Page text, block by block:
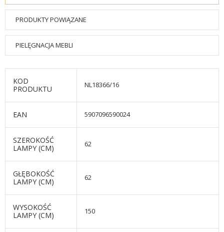
PRODUKTY POWIĄZANE
PIELĘGNACJA MEBLI
KOD
PRODUKTU
NL18366/16
EAN 5907096590024
SZEROKOŚĆ
LAMPY (CM)
62
GŁĘBOKOŚĆ
LAMPY (CM)
62
WYSOKOŚĆ
LAMPY (CM)
150